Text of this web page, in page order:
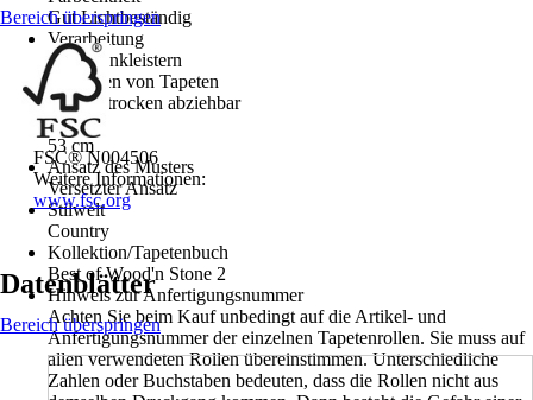
Gut Lichtbeständig
Verarbeitung
Wand einkleistern
Entfernen von Tapeten
Restlos trocken abziehbar
Breite
53 cm
Ansatz des Musters
Versetzter Ansatz
Stilwelt
Country
Kollektion/Tapetenbuch
Best of Wood'n Stone 2
Hinweis zur Anfertigungsnummer
Achten Sie beim Kauf unbedingt auf die Artikel- und
Anfertigungsnummer der einzelnen Tapetenrollen. Sie muss auf
allen verwendeten Rollen übereinstimmen. Unterschiedliche
Zahlen oder Buchstaben bedeuten, dass die Rollen nicht aus
Bereich überspringen
FSC® N004506
Weitere Informationen:
www.fsc.org
Datenblätter
Bereich überspringen